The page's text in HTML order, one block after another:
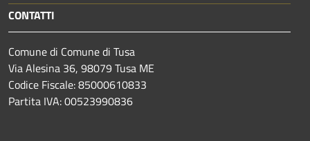
CONTATTI
Comune di Comune di Tusa
Via Alesina 36, 98079 Tusa ME
Codice Fiscale: 85000610833
Partita IVA: 00523990836